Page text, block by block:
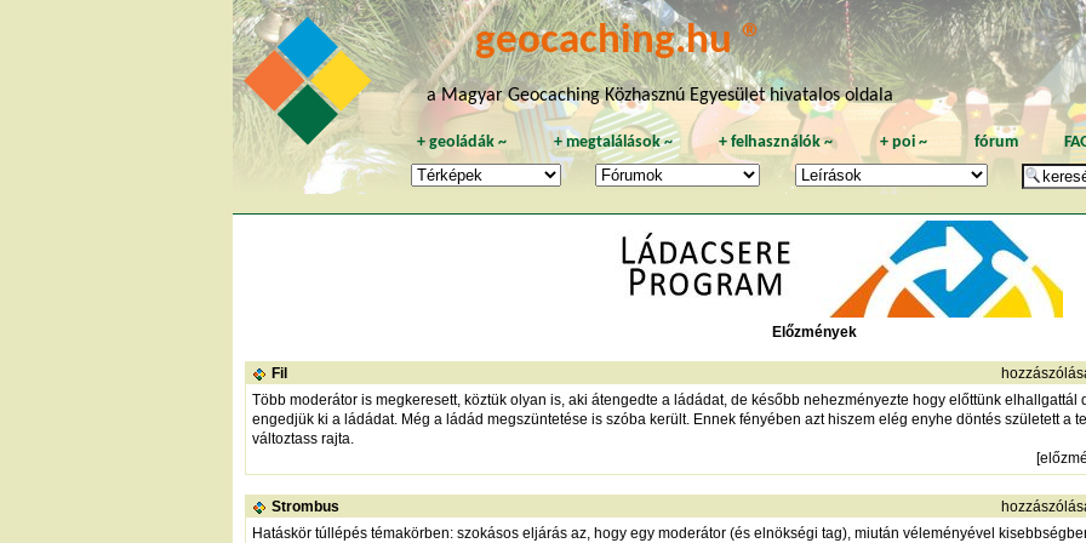
geocaching.hu ®
a Magyar Geocaching Közhasznú Egyesület hivatalos oldala
+geoládák ~ +megtalálások~ +felhasználók~ + poi~ fórum
Előzmények
Fil
Több moderátor is megkeresett, köztük olyan is, aki átengedte a ládádat, de később nehezményezte hogy előttünk
engedjük ki a ládádat. Még a ládád megszüntetése is szóba került. Ennek fényében azt hiszem elég enyhe döntés született a
változtass rajta.
[
Strombus
Hatáskör túllépés témakörben: szokásos eljárás az, hogy egy moderátor (és elnökségi tag), miután véleményével